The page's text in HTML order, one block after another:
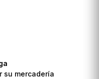
su mercadería